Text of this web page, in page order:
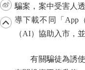
騙案，案中受害人
導下載不同「App
（AI）協助入市，
有關騙徒為誘使